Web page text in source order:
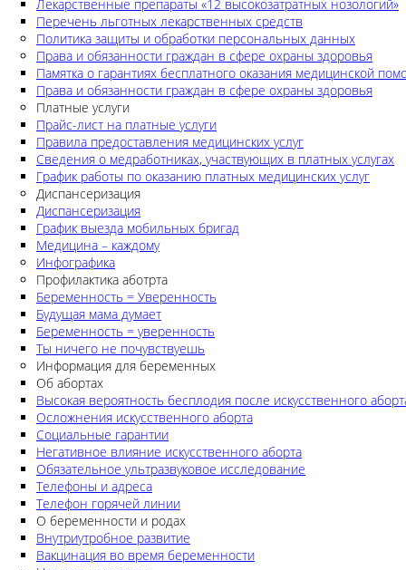
Лекарственные препараты «12 высокозатратных нозологий»
Перечень льготных лекарственных средств
Политика защиты и обработки персональных данных
Права и обязанности граждан в сфере охраны здоровья
Памятка о гарантиях бесплатного оказания медицинской
Права и обязанности граждан в сфере охраны здоровья
Платные услуги
Прайс-лист на платные услуги
Правила предоставления медицинских услуг
Сведения о медработниках, участвующих в платных услугах
График работы по оказанию платных медицинских услуг
Диспансеризация
Диспансеризация
График выезда мобильных бригад
Медицина – каждому
Инфографика
Профилактика аботрта
Беременность = Уверенность
Будущая мама думает
Беременность = уверенность
Ты ничего не почувствуешь
Информация для беременных
Об абортах
Высокая вероятность бесплодия после искусственного
Осложнения искусственного аборта
Социальные гарантии
Негативное влияние искусственного аборта
Обязательное ультразвуковое исследование
Телефоны и адреса
Телефон горячей линии
О беременности и родах
Внутриутробное развитие
Вакцинация во время беременности